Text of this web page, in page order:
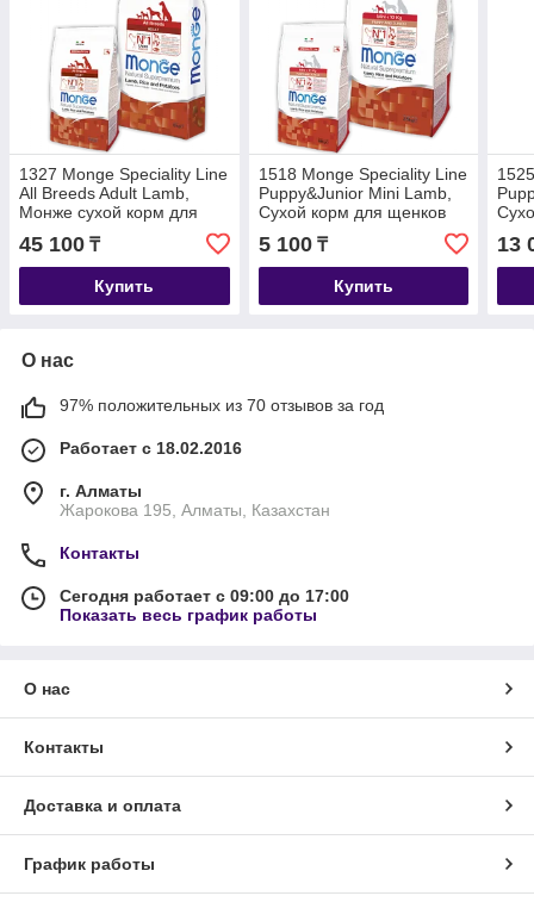
1327 Monge Speciality Line
All Breeds Adult Lamb,
Монже сухой корм для
собак баранина, рис,
картофель, уп.12кг
45 100 ₸
Купить
1518 Monge Speciality Line
Puppy&Junior Mini Lamb,
Сухой корм для щенков
мелких пород с
бараниной, уп.800гр
5 100₸
Купить
13
О нас
97% положительных из 70 отзывов за год
Работает с 18.02.2016
г. Алматы
Жарокова 195, Алматы, Казахстан
Контакты
Сегодня работает с 09:00 до 17:00
Показать весь график работы
О нас
Контакты
Доставка и оплата
График работы